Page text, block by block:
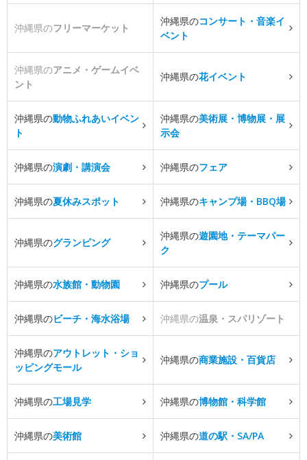
沖縄県のフリーマーケット
沖縄県のコンサート・音楽イ
ベント
沖縄県のアニメ・ゲームイベ
ント
沖縄県の花イベント
沖縄県の動物ふれあいイベン
ト
沖縄県の美術展・博物展・展
示会
沖縄県の演劇・講演会 沖縄県のフェア
沖縄県の夏休みスポット 沖縄県のキャンプ場・BBQ場
沖縄県のグランピング
沖縄県の遊園地・テーマパー
ク
沖縄県の水族館・動物園 沖縄県のプール
沖縄県のビーチ・海水浴場 沖縄県の温泉・スパリゾート
沖縄県のアウトレット・ショ
ッピングモール
沖縄県の商業施設・百貨店
沖縄県の工場見学 沖縄県の博物館・科学館
沖縄県の美術館 沖縄県の道の駅・SA/PA